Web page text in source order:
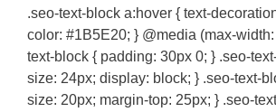
.seo-text-block a:hover { text-
color: #1B5E20; } @media (max-
text-block { padding: 30px 0; } .seo-
size: 24px; display: block; } .seo-text-
size: 20px; margin-top: 25px; } .seo-